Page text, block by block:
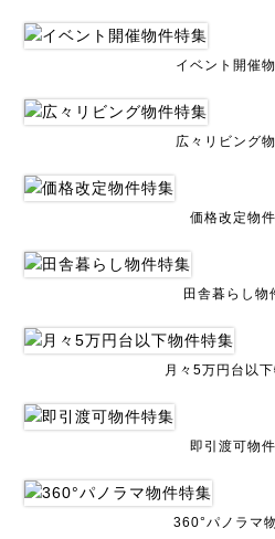
イベント開催
広々リビング
価格改定物
田舎暮らし物
月々5万円台以
即引渡可物
360°パノラマ